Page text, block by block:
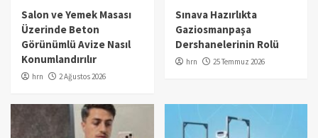
Salon ve Yemek Masası
Üzerinde Beton
Görünümlü Avize Nasıl
Konumlandırılır
hrn 2 Ağustos 2026
Sınava Hazırlıkta
Gaziosmanpaşa
Dershanelerinin Rolü
hrn 25 Temmuz 2026